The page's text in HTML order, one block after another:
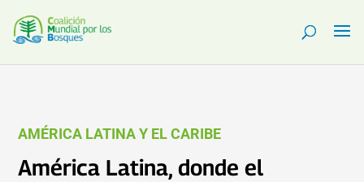
AMÉRICA LATINA Y EL CARIBE
América Latina, donde el